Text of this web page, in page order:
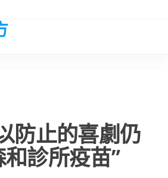
防止的喜劇仍
診所疫苗”